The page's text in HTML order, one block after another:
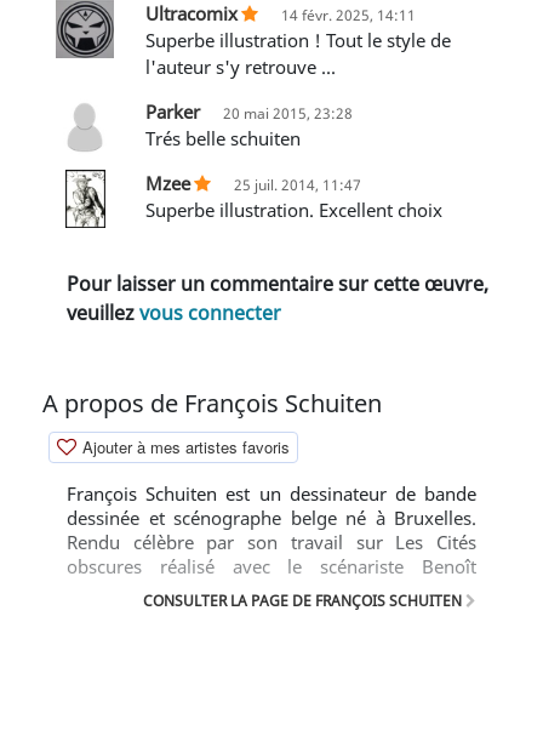
Ultracomix 14 févr. 2025, 14:11
Superbe illustration ! Tout le style de
l'auteur s'y retrouve ...
Parker
20 mai 2015, 23:28
trés belle schuiten
Mzee
25 juil. 2014, 11:47
Superbe illustration. Excellent choix
Pour laisser un commentaire sur cette œuvre,
veuillezvous connecter
A propos de François Schuiten
Ajouter à mes artistes favoris
François Schuiten est un dessinateur de bande
dessinée et scénographe belge né à Bruxelles.
Rendu célèbre par son travail sur Les Cités
obscures réalisé avec le scénariste Benoît
Peeters, il a reçu le Grand prix de la ville
CONSULTER LA PAGE DE FRANÇOIS SCHUITEN